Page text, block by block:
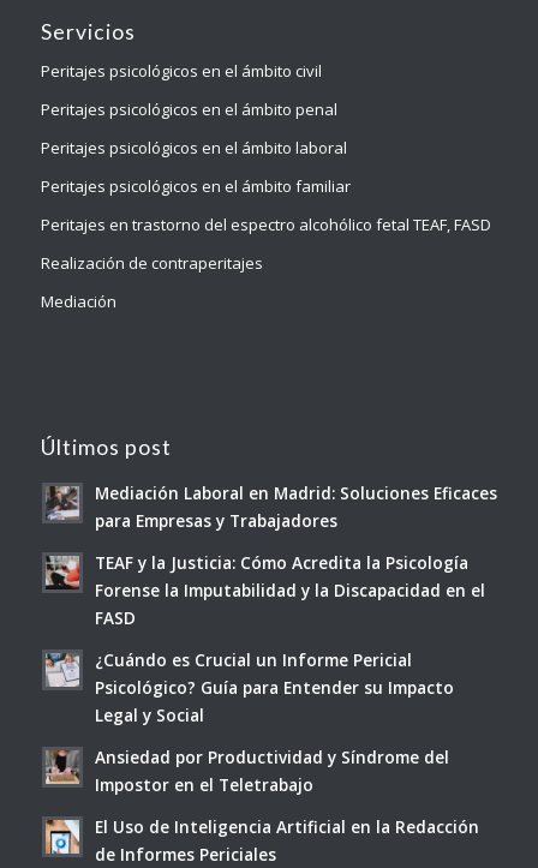
Servicios
Peritajes psicológicos en el ámbito civil
Peritajes psicológicos en el ámbito penal
Peritajes psicológicos en el ámbito laboral
Peritajes psicológicos en el ámbito familiar
Peritajes en trastorno del espectro alcohólico fetal TEAF, FASD
Realización de contraperitajes
Mediación
Últimos post
Mediación Laboral en Madrid: Soluciones Eficaces
para Empresas y Trabajadores
TEAF y la Justicia: Cómo Acredita la Psicología
Forense la Imputabilidad y la Discapacidad en el
FASD
¿Cuándo es Crucial un Informe Pericial
Psicológico? Guía para Entender su Impacto
Legal y Social
Ansiedad por Productividad y Síndrome del
Impostor en el Teletrabajo
El Uso de Inteligencia Artificial en la Redacción
de Informes Periciales